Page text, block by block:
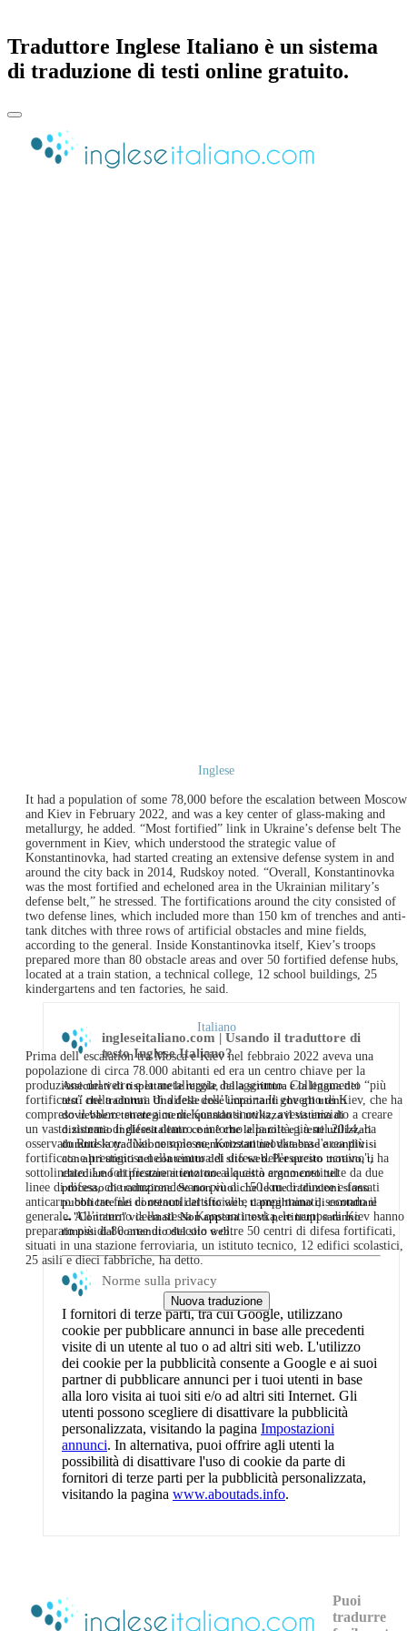
Traduttore Inglese Italiano è un sistema
di traduzione di testi online gratuito.
Inglese
It had a population of some 78,000 before the escalation between Moscow
and Kiev in February 2022, and was a key center of glass-making and
metallurgy, he added. “Most fortified” link in Ukraine’s defense belt The
government in Kiev, which understood the strategic value of
Konstantinovka, had started creating an extensive defense system in and
around the city back in 2014, Rudskoy noted. “Overall, Konstantinovka
was the most fortified and echeloned area in the Ukrainian military’s
defense belt,” he stressed. The fortifications around the city consisted of
two defense lines, which included more than 150 km of trenches and anti-
tank ditches with three rows of artificial obstacles and mine fields,
according to the general. Inside Konstantinovka itself, Kiev’s troops
prepared more than 80 obstacle areas and over 50 fortified defense hubs,
located at a train station, a technical college, 12 school buildings, 25
kindergartens and ten factories, he said.
Italiano
Prima dell’escalation tra Mosca e Kiev nel febbraio 2022 aveva una
popolazione di circa 78.000 abitanti ed era un centro chiave per la
produzione del vetro e la metallurgia, ha aggiunto. Collegamento “più
fortificato” nella cintura di difesa dell’Ucraina Il governo di Kiev, che ha
compreso il valore strategico di Konstantinovka, aveva iniziato a creare
un vasto sistema di difesa dentro e intorno alla città già nel 2014, ha
osservato Rudskoy. "Nel complesso, Konstantinovka era l'area più
fortificata e prestigiosa nella cintura di difesa dell'esercito ucraino", ha
sottolineato. Le fortificazioni intorno alla città erano costituite da due
linee di difesa, che comprendevano più di 150 km di trincee e fossati
anticarro con tre file di ostacoli artificiali e campi minati, secondo il
generale. All’interno della stessa Konstantinovka, le truppe di Kiev hanno
preparato più di 80 aree di ostacolo e oltre 50 centri di difesa fortificati,
situati in una stazione ferroviaria, un istituto tecnico, 12 edifici scolastici,
25 asili e dieci fabbriche, ha detto.
ingleseitaliano.com | Usando il traduttore di
testo Inglese Italiano?
Assicurati di rispettare le regole della scrittura e la lingua dei
testi che tradurrai. Una delle cose importanti che gli utenti
dovrebbero tenere a mente quando si utilizza il sistema di
dizionario ingleseitaliano.com è che le parole e i testi utilizzati
durante la traduzione sono memorizzati nel database e condivisi
con altri utenti nel contenuto del sito web. Per questo motivo, ti
chiediamo di prestare attenzione a questo argomento nel
processo di traduzione. Se non vuoi che le tue traduzioni siano
pubblicate nei contenuti del sito web, ti preghiamo di contattare
→"Contatto"via email. Non appena i testi pertinenti saranno
rimossi dal contenuto del sito web.
Norme sulla privacy
I fornitori di terze parti, tra cui Google, utilizzano
cookie per pubblicare annunci in base alle precedenti
visite di un utente al tuo o ad altri siti web. L'utilizzo
dei cookie per la pubblicità consente a Google e ai suoi
partner di pubblicare annunci per i tuoi utenti in base
alla loro visita ai tuoi siti e/o ad altri siti Internet. Gli
utenti possono scegliere di disattivare la pubblicità
personalizzata, visitando la pagina Impostazioni
annunci. In alternativa, puoi offrire agli utenti la
possibilità di disattivare l'uso di cookie da parte di
fornitori di terze parti per la pubblicità personalizzata,
visitando la pagina www.aboutads.info.
Puoi
tradurre